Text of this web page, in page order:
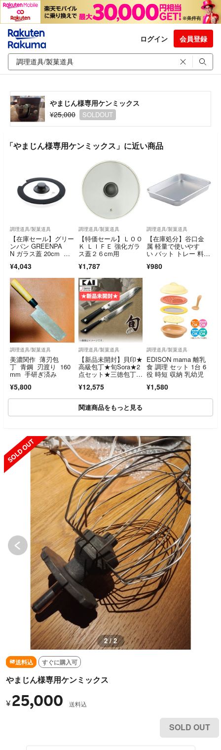
ログイン 会員登録
やまじん様専用ケンミックス
¥25,000
SOLDOUT
「やまじん様専用ケンミックス」に近い商品
調理道具/製菓道具
【在庫セール】グリー
ンパン GREENPA
N ガラス蓋 20cm ソ
¥4,043
調理道具/製菓道具
【特価セール】ＬＯＯ
Ｋ ＬＩＦＥ 強化ガラ
ス蓋２６cm用
¥1,787
調理道具/製菓道具
【在庫処分】谷口金
属 軽量で使いやす
い バット トレー 料
¥980
調理道具/製菓道具
美濃関作 薄刃包
丁 青鋼 刃渡り 160
mm 手研ぎ済み
¥5,800
調理道具/製菓道具
【新品未開封】貝印★
高級包丁★旬Sora★2
点セット★三徳包丁&
¥12,575
調理道具/製菓道具
EDISON mama 離乳
食 調理 セット 1台 6
役 時短 収納 乳幼児
¥1,580
関連商品をもっと見る
SOLD OUT
2 / 2
送料込 すぐに購入可
やまじん様専用ケンミックス
¥ 25,000 送料込
SOLD OUT